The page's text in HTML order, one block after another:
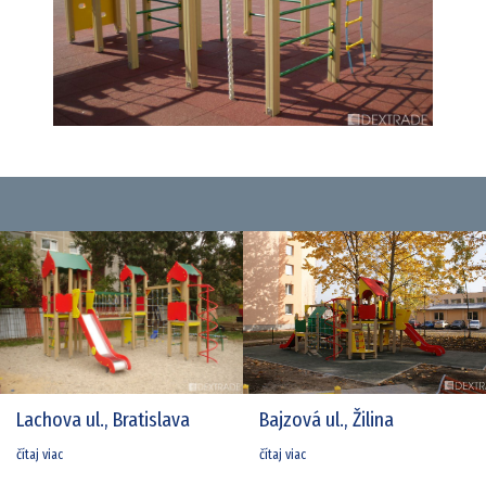
Lachova ul., Bratislava
čítaj viac
Bajzová ul., Žilina
čítaj viac